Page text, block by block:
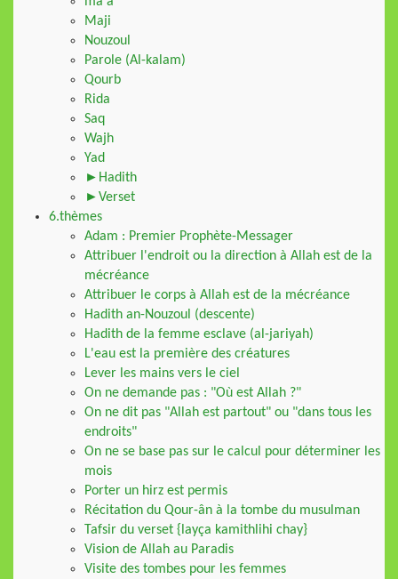
Maji
Nouzoul
Parole (Al-kalam)
Qourb
Rida
Saq
Wajh
Yad
►Hadith
►Verset
6.thèmes
Adam : Premier Prophète-Messager
Attribuer l'endroit ou la direction à Allah est de la
mécréance
Attribuer le corps à Allah est de la mécréance
Hadith an-Nouzoul (descente)
Hadith de la femme esclave (al-jariyah)
L'eau est la première des créatures
Lever les mains vers le ciel
On ne demande pas : "Où est Allah ?"
On ne dit pas "Allah est partout" ou "dans tous les
endroits"
On ne se base pas sur le calcul pour déterminer les
mois
Porter un hirz est permis
Récitation du Qour-ân à la tombe du musulman
Tafsir du verset {layça kamithlihi chay}
Vision de Allah au Paradis
Visite des tombes pour les femmes